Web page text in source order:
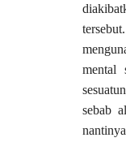
mental
sebab